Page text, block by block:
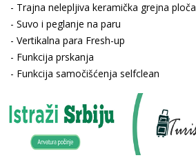
- Trajna nelepljiva keramička grejna ploča
- Suvo i peglanje na paru
- Vertikalna para Fresh-up
- Funkcija prskanja
- Funkcija samočišćenja selfclean